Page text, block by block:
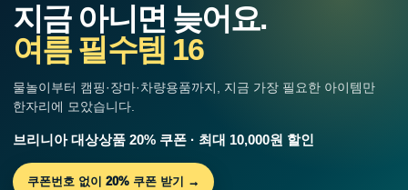
지금 아니면 늦어요.
여름 필수템 16
물놀이부터 캠핑·장마·차량용품까지, 지금 가장 필요한 아이템만
한자리에 모았습니다.
브리니아 대상상품 20% 쿠폰 · 최대 10,000원 할인
쿠폰번호 없이 20% 쿠폰 받기 →